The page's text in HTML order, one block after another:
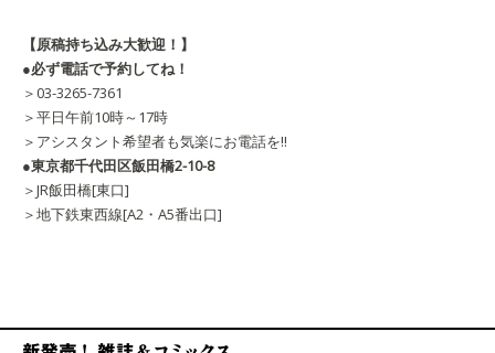
【原稿持ち込み大歓迎！】
●必ず電話で予約してね！
＞03-3265-7361
＞平日午前10時～17時
＞アシスタント希望者も気楽にお電話を!!
●東京都千代田区飯田橋2-10-8
＞JR飯田橋[東口]
＞地下鉄東西線[A2・A5番出口]